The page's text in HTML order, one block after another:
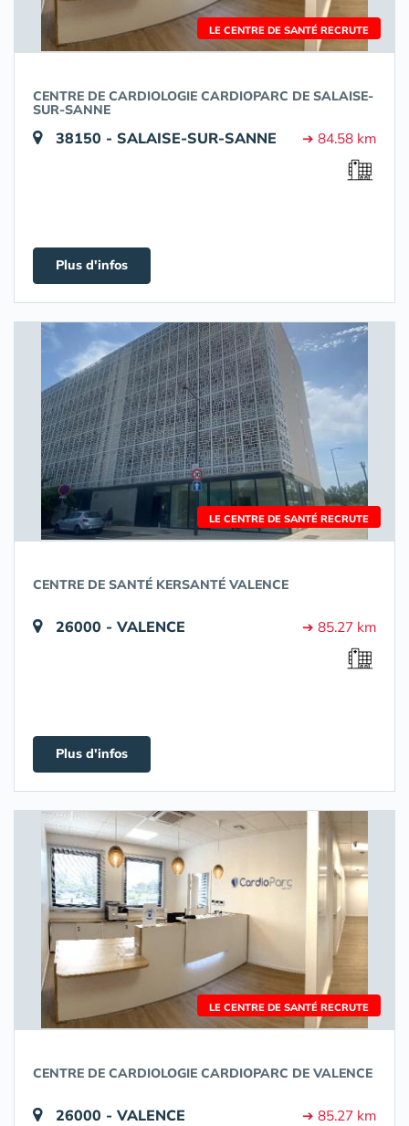
LE CENTRE DE SANTÉ RECRUTE
CENTRE DE CARDIOLOGIE CARDIOPARC DE SALAISE-
SUR-SANNE
38150 - SALAISE-SUR-SANNE ➔ 84.58 km
Plus d'infos
LE CENTRE DE SANTÉ RECRUTE
CENTRE DE SANTÉ KERSANTÉ VALENCE
26000 - VALENCE ➔ 85.27 km
Plus d'infos
LE CENTRE DE SANTÉ RECRUTE
CENTRE DE CARDIOLOGIE CARDIOPARC DE VALENCE
26000 - VALENCE ➔ 85.27 km